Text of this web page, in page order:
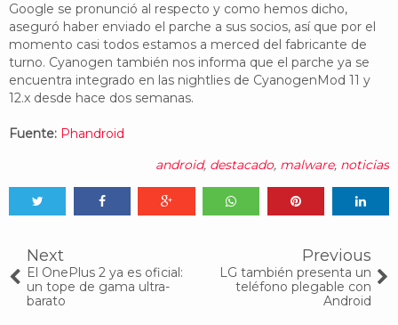
Google se pronunció al respecto y como hemos dicho,
aseguró haber enviado el parche a sus socios, así que por el
momento casi todos estamos a merced del fabricante de
turno. Cyanogen también nos informa que el parche ya se
encuentra integrado en las nightlies de CyanogenMod 11 y
12.x desde hace dos semanas.
Fuente: Phandroid
android, destacado, malware, noticias
Next
El OnePlus 2 ya es oficial:
un tope de gama ultra-
barato
Previous
LG también presenta un
teléfono plegable con
Android